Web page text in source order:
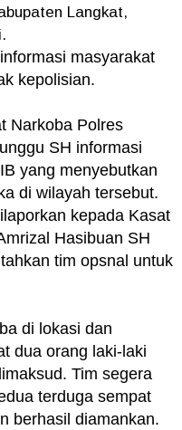
Langkat,
masyarakat
kepolisian.
Narkoba Polres
SH informasi
yang menyebutkan
di wilayah tersebut.
kepada Kasat
Hasibuan SH
tim opsnal untuk
di lokasi dan
dua orang laki-laki
Tim segera
terduga sempat
berhasil diamankan.